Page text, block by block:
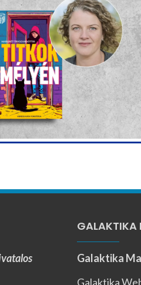
GALAKTIKA
Galaktika
Galaktika